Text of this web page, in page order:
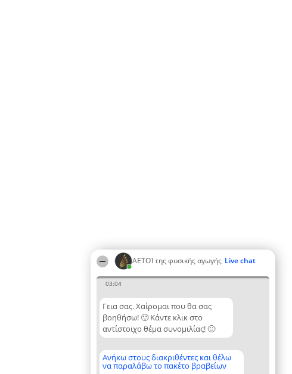
ΑΕΤΟΊ της φυσικής αγωγής Live chat
03:04
Γεια σας. Χαίρομαι που θα σας
βοηθήσω! 🙂 Κάντε κλικ στο
αντίστοιχο θέμα συνομιλίας! 🙂
Ανήκω στους διακριθέντες και θέλω
να παραλάβω το πακέτο βραβείων